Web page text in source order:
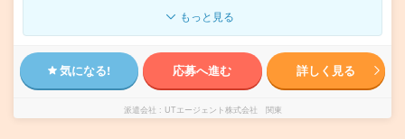
もっと見る
気になる! 応募へ進む 詳しく見る
派遣会社 UTエージェント株式会社 関東